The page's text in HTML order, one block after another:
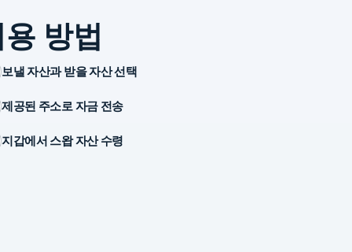
방법
보낼 자산과 받을 자산 선택
제공된 주소로 자금 전송
지갑에서 스왑 자산 수령